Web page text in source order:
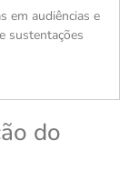
em audiências e
sustentações
do